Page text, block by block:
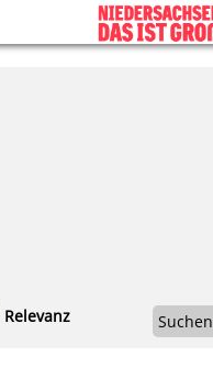
Relevanz Suchen